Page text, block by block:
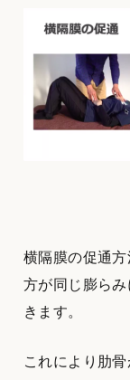
横隔膜の促通
方が同じ膨ら
きます。
これにより肋